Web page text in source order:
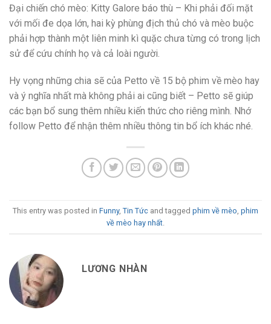
Đại chiến chó mèo: Kitty Galore báo thù – Khi phải đối mặt
với mối đe dọa lớn, hai kỳ phùng địch thủ chó và mèo buộc
phải hợp thành một liên minh kì quặc chưa từng có trong lịch
sử để cứu chính họ và cả loài người.
Hy vọng những chia sẽ của Petto về 15 bộ phim về mèo hay
và ý nghĩa nhất mà không phải ai cũng biết – Petto sẽ giúp
các bạn bổ sung thêm nhiều kiến thức cho riêng mình. Nhớ
follow Petto để nhận thêm nhiều thông tin bổ ích khác nhé.
This entry was posted in Funny, Tin Tức and tagged phim về mèo phim
về mèo hay nhất
LƯƠNG NHÀN